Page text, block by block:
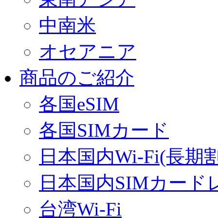
中南米
オセアニア
商品のご紹介
各国eSIM
各国SIMカード
日本国内Wi-Fi(長期
日本国内SIMカード
台湾Wi-Fi